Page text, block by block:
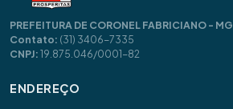
PREFEITURA DE CORONEL FABRICIANO - MG
Contato: (31) 3406-7335
CNPJ:19.875.046/0001-82
ENDEREÇO